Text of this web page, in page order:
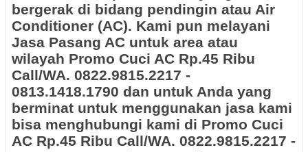
bergerak di bidang pendingin atau Air
Conditioner (AC). Kami pun melayani
Jasa Pasang AC untuk area atau
wilayah Promo Cuci AC Rp.45 Ribu
Call/WA. 0822.9815.2217 -
0813.1418.1790 dan untuk Anda yang
berminat untuk menggunakan jasa kami
bisa menghubungi kami di Promo Cuci
AC Rp.45 Ribu Call/WA. 0822.9815.2217 -